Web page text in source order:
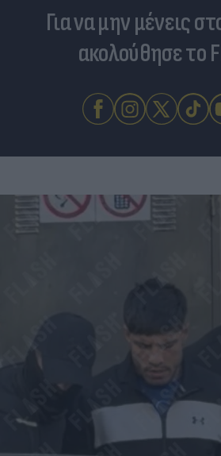
Για να μην μένεις
ακολούθησε το